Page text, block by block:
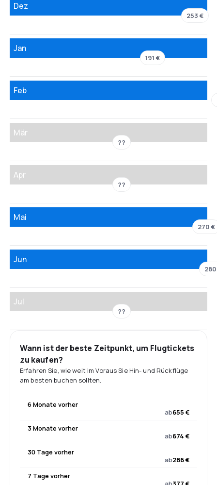
Dez
253 €
Jan
191 €
Feb
Mär
??
Apr
??
Mai
270 €
Jun
Jul
??
Wann ist der beste Zeitpunkt, um Flugtickets
zu kaufen?
Erfahren Sie, wie weit im Voraus Sie Hin- und Rückflüge
am besten buchen sollten.
6 Monate vorher
ab655 €
3 Monate vorher
ab674 €
30 Tage vorher
ab286 €
7 Tage vorher